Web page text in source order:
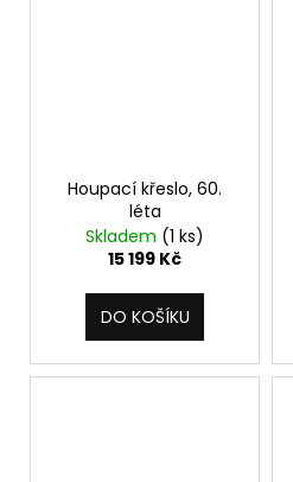
Houpací křeslo, 60.
léta
Skladem (1 ks)
15 199 Kč
DO KOŠÍKU